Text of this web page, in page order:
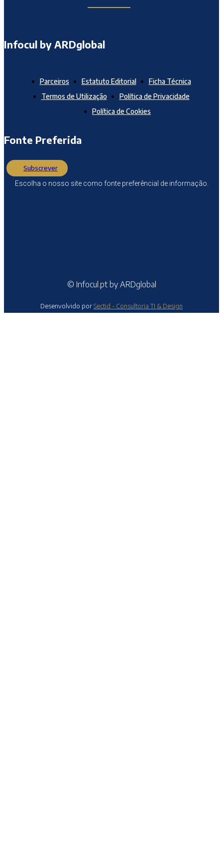
Infocul by ARDglobal
Parceiros Estatuto Editorial
Ficha Técnica
Termos de Utilização
Política de Privacidade
Política de Cookies
Fonte Preferida
Subscrever
Escolha o nosso site como fonte preferêncial de informação.
© Infocul.pt by ARDglobal
Desenvolvido porSectid - Consultoria TI & Design